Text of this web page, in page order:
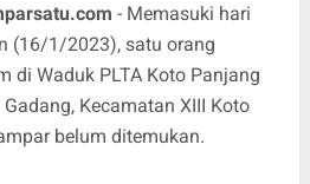
- Memasuki hari
(16/1/2023), satu orang
di Waduk PLTA Koto Panjang
Kecamatan XIII Koto
belum ditemukan.